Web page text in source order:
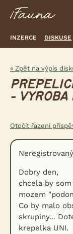
INZERCE DISKUSE
« Zpět na výpis
- VYROBA
Otočit řazení
Dobry den,
chcela by
mozem
Co by malo
skrupiny...
krepelka UNI.